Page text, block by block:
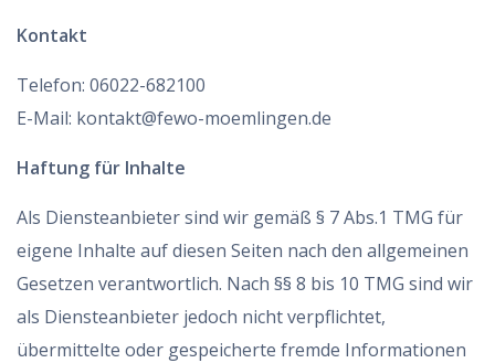
Kontakt
Telefon: 06022-682100
E-Mail: kontakt@fewo-moemlingen.de
Haftung für Inhalte
Als Diensteanbieter sind wir gemäß § 7 Abs.1 TMG für
eigene Inhalte auf diesen Seiten nach den allgemeinen
Gesetzen verantwortlich. Nach §§ 8 bis 10 TMG sind wir
als Diensteanbieter jedoch nicht verpflichtet,
übermittelte oder gespeicherte fremde Informationen